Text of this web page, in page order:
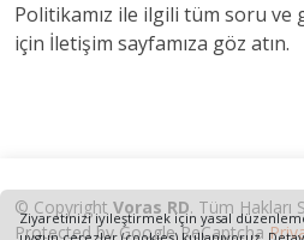
Politikamız ile ilgili tüm soru
için İletişim sayfamıza göz atın.
© Copyright Voras RD. Tüm Hakları
Protected by Google ReCaptcha
Ziyaretinizi iyileştirmek için yasal